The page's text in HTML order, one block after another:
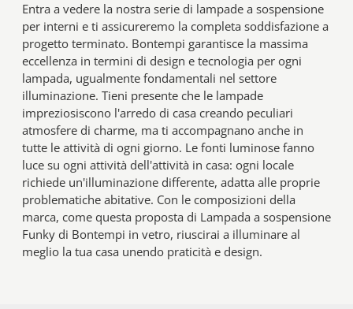
Entra a vedere la nostra serie di lampade a sospensione
per interni e ti assicureremo la completa soddisfazione a
progetto terminato. Bontempi garantisce la massima
eccellenza in termini di design e tecnologia per ogni
lampada, ugualmente fondamentali nel settore
illuminazione. Tieni presente che le lampade
impreziosiscono l'arredo di casa creando peculiari
atmosfere di charme, ma ti accompagnano anche in
tutte le attività di ogni giorno. Le fonti luminose fanno
luce su ogni attività dell'attività in casa: ogni locale
richiede un'illuminazione differente, adatta alle proprie
problematiche abitative. Con le composizioni della
marca, come questa proposta di Lampada a sospensione
Funky di Bontempi in vetro, riuscirai a illuminare al
meglio la tua casa unendo praticità e design.